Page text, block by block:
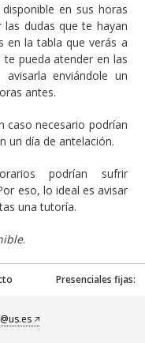
en sus horas
dudas que te hayan
en la tabla que verás a
te pueda atender en las
avisarla enviándole un
antes.
caso necesario podrían
un día de antelación.
podrían sufrir
eso, lo ideal es avisar
una tutoría.
.
Presenciales fijas: